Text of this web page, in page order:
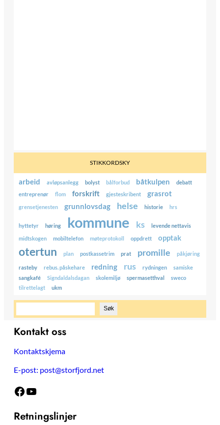
STIKKORDSKY
arbeid avløpsanlegg bolyst bålforbud båtkulpen
debatt
entreprenør
flom forskrift gjesteskribent grasrot
grensetjenesten grunnlovsdag helse historie hrs
hyttetyr høring kommune ks
levende nettavis
midtskogen
mobiltelefon møteprotokoll oppdrett opptak
otertun plan postkassetrim prat promille påkjøring
rasteby rebus. påskehare redning rus rydningen
samiske
sangkafé
Signdaldalsdagan skolemiljø spermasetthval
sweco
tilrettelagt
ukm
ø
k
Søk
Kontakt oss
Kontaktskjema
E-post: post@storfjord.net
Facebook YouTube
Retningslinjer